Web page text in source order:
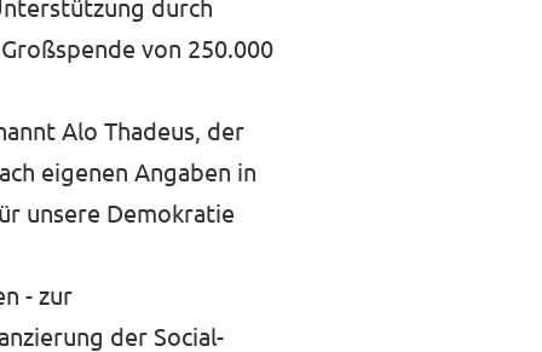
durch
von 250.000
Alo Thadeus, der
eigenen Angaben in
unsere Demokratie
- zur
der Social-